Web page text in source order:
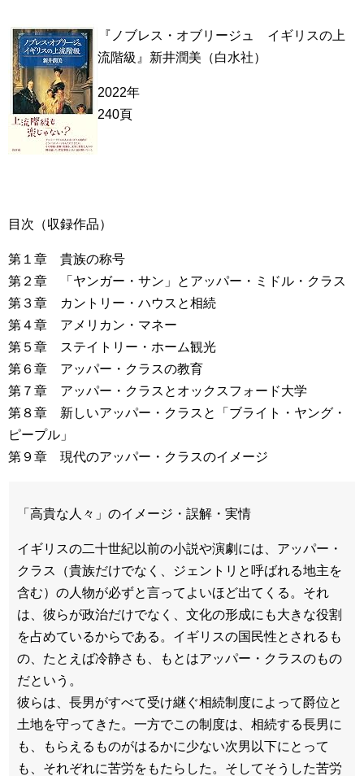
『ノブレス・オブリージュ イギリスの上
流階級』新井潤美（白水社）
2022年
240頁
目次（収録作品）
第１章 貴族の称号
第２章 「ヤンガー・サン」とアッパー・ミドル・クラス
第３章 カントリー・ハウスと相続
第４章 アメリカン・マネー
第５章 ステイトリー・ホーム観光
第６章 アッパー・クラスの教育
第７章 アッパー・クラスとオックスフォード大学
第８章 新しいアッパー・クラスと「ブライト・ヤング・
ピープル」
第９章 現代のアッパー・クラスのイメージ
「高貴な人々」のイメージ・誤解・実情
イギリスの二十世紀以前の小説や演劇には、アッパー・
クラス（貴族だけでなく、ジェントリと呼ばれる地主を
含む）の人物が必ずと言ってよいほど出てくる。それ
は、彼らが政治だけでなく、文化の形成にも大きな役割
を占めているからである。イギリスの国民性とされるも
の、たとえば冷静さも、もとはアッパー・クラスのもの
だという。
彼らは、長男がすべて受け継ぐ相続制度によって爵位と
土地を守ってきた。一方でこの制度は、相続する長男に
も、もらえるものがはるかに少ない次男以下にとって
も、それぞれに苦労をもたらした。そしてそうした苦労